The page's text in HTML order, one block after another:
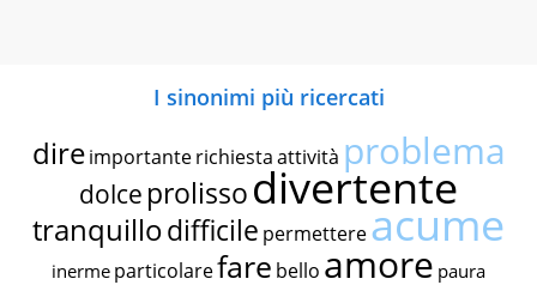
I sinonimi più ricercati
dire importante richiestaattività problema
dolce prolissodivertente
tranquillodifficile permettereacume
inerme particolarefare bello amore paura